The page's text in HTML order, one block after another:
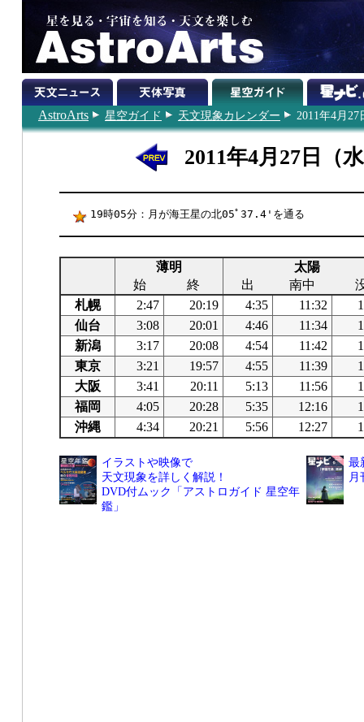
AstroArts 星空ガイド 天文現象カレンダー 2011年4月27
2011年4月27日（
19時05分：月が海王星の北05ﾟ37.4'を通る
薄明
太陽
始
終 出 南中
札幌
2:47 20:19 4:35 11:32
仙台
3:08 20:01 4:46 11:34
新潟
3:17 20:08 4:54 11:42
東京
3:21 19:57 4:55 11:39
大阪
3:41 20:11 5:13 11:56
福岡
4:05 20:28 5:35 12:16
沖縄
4:34 20:21 5:56 12:27
イラストや映像で
天文現象を詳しく解説！
DVD付ムック「アストロガイド 星空年
鑑」
最
月